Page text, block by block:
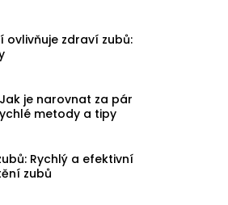
ovlivňuje zdraví zubů:
je narovnat za pár
metody a tipy
Rychlý a efektivní
zubů